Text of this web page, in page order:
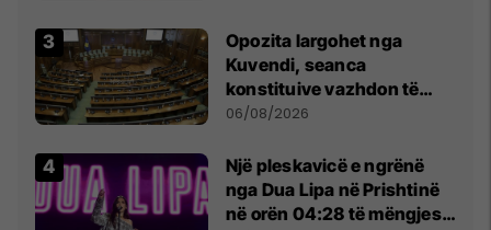
Opozita largohet nga
Kuvendi, seanca
konstituive vazhdon të
shtunën në orën 11:00
06/08/2026
Një pleskavicë e ngrënë
nga Dua Lipa në Prishtinë
në orën 04:28 të mëngjesit